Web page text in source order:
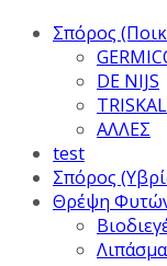
Σπόρος
DE NIJS
ΑΛΛΕΣ
test
Σπόρος
Θρέψη